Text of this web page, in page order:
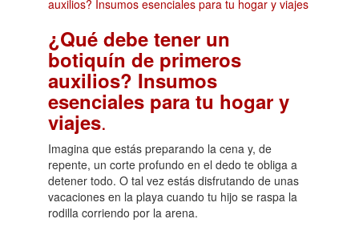
¿Qué debe tener un
botiquín de primeros
auxilios? Insumos
esenciales para tu hogar y
viajes.
Imagina que estás preparando la cena y, de
repente, un corte profundo en el dedo te obliga a
detener todo. O tal vez estás disfrutando de unas
vacaciones en la playa cuando tu hijo se raspa la
rodilla corriendo por la arena.